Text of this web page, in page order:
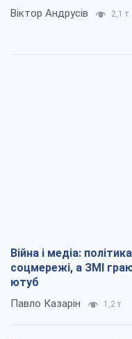
Віктор Андрусів 2,1 т.
Війна і медіа:
соцмережі, а ЗМІ
ютуб
Павло Казарін 1,2 т.